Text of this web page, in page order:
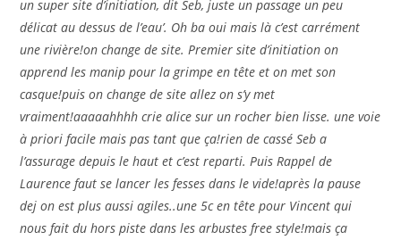
un super site d’initiation, dit Seb, juste un passage un peu
délicat au dessus de l’eau’. Oh ba oui mais là c’est carrément
une rivière!on change de site. Premier site d’initiation on
apprend les manip pour la grimpe en tête et on met son
casque!puis on change de site allez on s’y met
vraiment!aaaaahhhh crie alice sur un rocher bien lisse. une voie
à priori facile mais pas tant que ça!rien de cassé Seb a
l’assurage depuis le haut et c’est reparti. Puis Rappel de
Laurence faut se lancer les fesses dans le vide!après la pause
dej on est plus aussi agiles..une 5c en tête pour Vincent qui
nous fait du hors piste dans les arbustes free style!mais ça